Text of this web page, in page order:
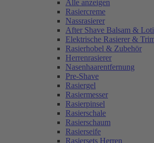
Alle anzeigen
Rasiercreme
Nassrasierer
After Shave Balsam &
Elektrische Rasierer &
Rasierhobel & Zubehör
Herrenrasierer
Nasenhaarentfernung
Pre-Shave
Rasiergel
Rasiermesser
Rasierpinsel
Rasierschale
Rasierschaum
Rasierseife
Rasiersets Herren